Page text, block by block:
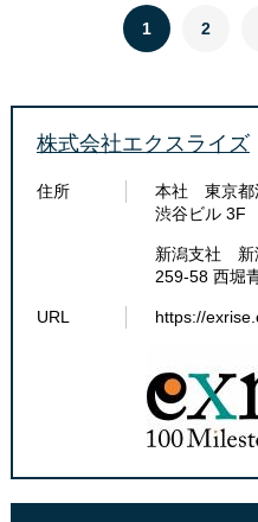
1 2
株式会社エクスライズ
住所
本社 東京都
渋谷ビル 3F
新潟支社 新
259-58 西堀
URL https://